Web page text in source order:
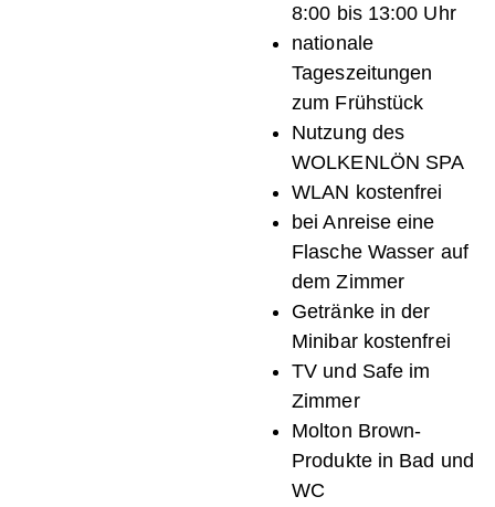
8:00 bis 13:00 Uhr
nationale
Tageszeitungen
zum Frühstück
Nutzung des
WOLKENLÖN SPA
WLAN kostenfrei
bei Anreise eine
Flasche Wasser auf
dem Zimmer
Getränke in der
Minibar kostenfrei
TV und Safe im
Zimmer
Molton Brown-
Produkte in Bad und
WC